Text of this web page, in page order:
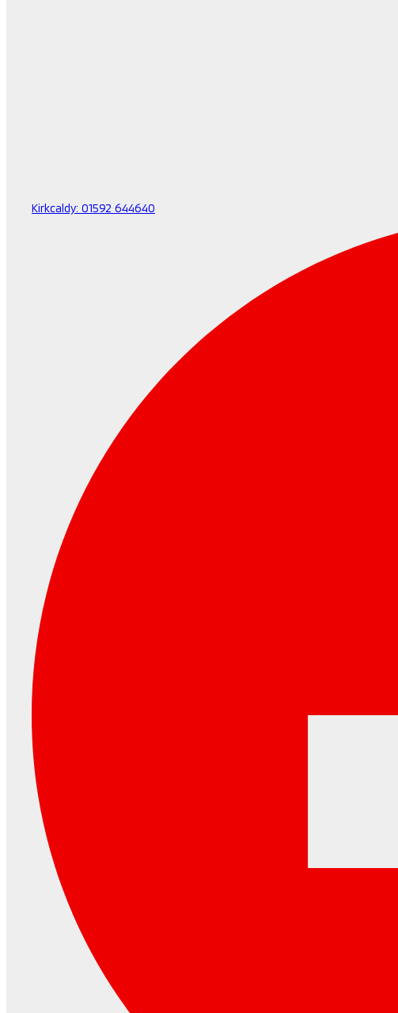
Kirkcaldy: 01592 644640